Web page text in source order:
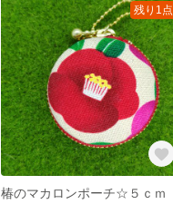
残り1点
椿のマカロンポーチ☆５ｃｍ